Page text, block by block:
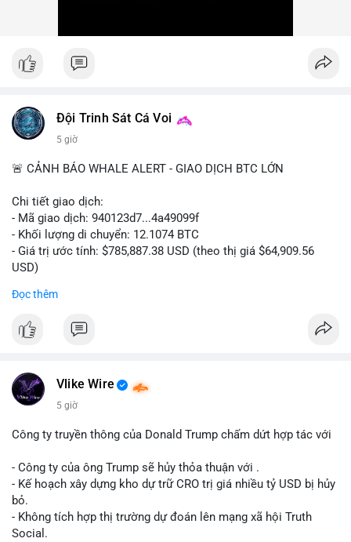
Xem chi tiết các bài viết đầy đủ tại dòng thời gian của Vlike.vn!
#ofacsanctions
Đội Trinh Sát Cá Voi
5 giờ
🚨 CẢNH BÁO WHALE ALERT - GIAO DỊCH BTC LỚN
Chi tiết giao dịch:
- Mã giao dịch: 940123d7...4a49099f
- Khối lượng di chuyển: 12.1074 BTC
- Giá trị ước tính: $785,887.38 USD (theo thị giá $64,909.56
USD)
Khối lượng 12.1 BTC tương đương gần 786 nghìn USD được di
Động thái này có thể là bước chuẩn bị thanh khoản để bán ra,
hoặc tái phân bổ tài sản giữa các ví nóng nhằm tối ưu phí giao
thấy cá voi đang thăm dò thanh khoản thị trường trước khi có
Lời khuyên cho nhà đầu tư nhỏ lẻ: Theo dõi xác nhận giao dịch
và dòng tiền tiếp theo từ ví nguồn. Khối lượng này chưa đủ tạo
áp lực bán mạnh, nhưng nếu xuất hiện thêm 2-3 giao dịch
tương tự trong 24 giờ tới, khả năng cao là sóng điều chỉnh
Đọc thêm
Vlike Wire
5 giờ
Công ty truyền thông của Donald Trump chấm dứt hợp tác với
- Công ty của ông Trump sẽ hủy thỏa thuận với .
- Kế hoạch xây dựng kho dự trữ CRO trị giá nhiều tỷ USD bị hủy
bỏ.
- Không tích hợp thị trường dự đoán lên mạng xã hội Truth
Social.